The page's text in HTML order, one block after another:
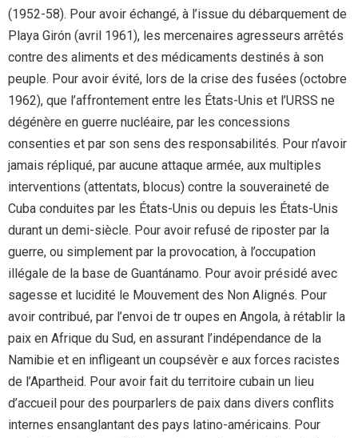
(1952-58). Pour avoir échangé, à l’issue du débarquement de
Playa Girón (avril 1961), les mercenaires agresseurs arrêtés
contre des aliments et des médicaments destinés à son
peuple. Pour avoir évité, lors de la crise des fusées (octobre
1962), que l’affrontement entre les États-Unis et l’URSS ne
dégénère en guerre nucléaire, par les concessions
consenties et par son sens des responsabilités. Pour n’avoir
jamais répliqué, par aucune attaque armée, aux multiples
interventions (attentats, blocus) contre la souveraineté de
Cuba conduites par les États-Unis ou depuis les États-Unis
durant un demi-siècle. Pour avoir refusé de riposter par la
guerre, ou simplement par la provocation, à l’occupation
illégale de la base de Guantánamo. Pour avoir présidé avec
sagesse et lucidité le Mouvement des Non Alignés. Pour
avoir contribué, par l’envoi de tr oupes en Angola, à rétablir la
paix en Afrique du Sud, en assurant l’indépendance de la
Namibie et en infligeant un coupsévèr e aux forces racistes
de l’Apartheid. Pour avoir fait du territoire cubain un lieu
d’accueil pour des pourparlers de paix dans divers conflits
internes ensanglantant des pays latino-américains. Pour